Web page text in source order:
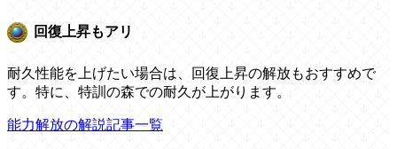
回復上昇もアリ
耐久性能を上げたい場合は、回復上昇の解放もおすすめで
す。特に、特訓の森での耐久が上がります。
能力解放の解説記事一覧